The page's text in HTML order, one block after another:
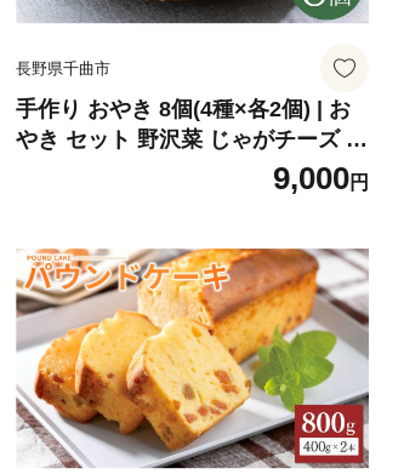
長野県千曲市
手作り おやき 8個(4種×各2個) | お
やき セット 野沢菜 じゃがチーズ 野
菜ミックス 季節のもの 信州名物 郷
土料理 伝統の味 長野県 千曲市
9,000円